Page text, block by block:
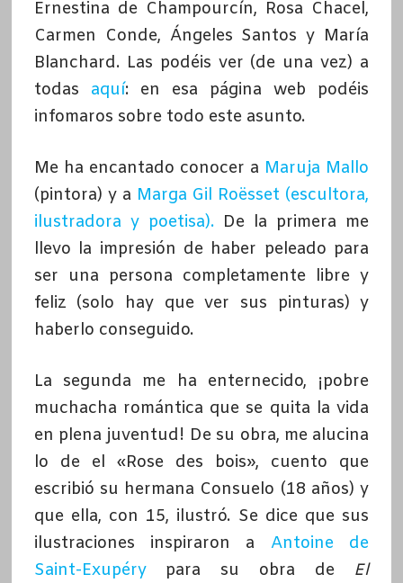
Ernestina de Champourcín, Rosa Chacel,
Carmen Conde, Ángeles Santos y María
Blanchard. Las podéis ver (de una vez) a
todas aquí: en esa página web podéis
infomaros sobre todo este asunto.
Me ha encantado conocer a Maruja Mallo
(pintora) y a Marga Gil Roësset (escultora,
ilustradora y poetisa).De la primera me
llevo la impresión de haber peleado para
ser una persona completamente libre y
feliz (solo hay que ver sus pinturas) y
haberlo conseguido.
La segunda me ha enternecido, ¡pobre
muchacha romántica que se quita la vida
en plena juventud! De su obra, me alucina
lo de el «Rose des bois», cuento que
escribió su hermana Consuelo (18 años) y
que ella, con 15, ilustró. Se dice que sus
ilustraciones inspiraron a Antoine de
Saint-Exupérypara su obra de El